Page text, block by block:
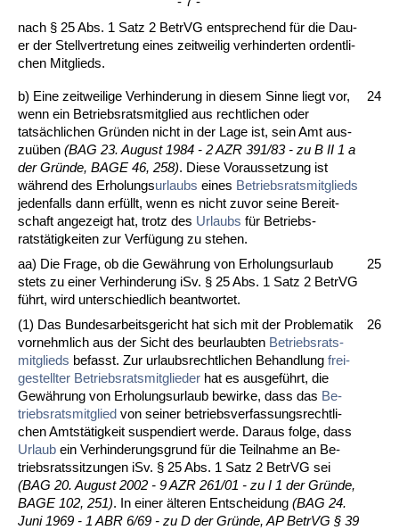
nach § 25 Abs. 1 Satz 2 Be­trVG ent­spre­chend für die Dau­
er der Stell­ver­tre­tung ei­nes zeit­wei­lig ver­hin­der­ten or­dent­li­
chen Mit­glieds.
b) Ei­ne zeit­wei­li­ge Ver­hin­de­rung in die­sem Sin­ne liegt vor,
wenn ein Be­triebs­rats­mit­glied aus recht­li­chen oder
tatsächli­chen Gründen nicht in der La­ge ist, sein Amt aus­
zuüben (BAG 23. Au­gust 1984 - 2 AZR 391/83 - zu B II 1 a
der Gründe, BA­GE 46, 258). Die­se Vor­aus­set­zung ist
während des Er­ho­lungs­ur­laubs ei­nes Be­triebs­rats­mit­glieds
je­den­falls dann erfüllt, wenn es nicht zu­vor sei­ne Be­reit­
schaft an­ge­zeigt hat, trotz des Ur­laubs für Be­triebs­
ratstätig­kei­ten zur Verfügung zu ste­hen.
24
aa) Die Fra­ge, ob die Gewährung von Er­ho­lungs­ur­laub
stets zu ei­ner Ver­hin­de­rung iSv. § 25 Abs. 1 Satz 2 Be­trVG
führt, wird un­ter­schied­lich be­ant­wor­tet.
25
(1) Das Bun­des­ar­beits­ge­richt hat sich mit der Pro­ble­ma­tik
vor­nehm­lich aus der Sicht des be­ur­laub­ten Be­triebs­rats­
mit­glieds be­fasst. Zur ur­laubs­recht­li­chen Be­hand­lung frei­
ge­stell­ter Be­triebs­rats­mit­glie­der hat es aus­geführt, die
Gewäh­rung von Er­ho­lungs­ur­laub be­wir­ke, dass das Be­
triebs­rats­mit­glied von sei­ner be­triebs­ver­fas­sungs­recht­li­
chen Amtstätig­keit sus­pen­diert wer­de. Dar­aus fol­ge, dass
Ur­laub ein Ver­hin­de­rungs­grund für die Teil­nah­me an Be­
triebs­rats­sit­zun­gen iSv. § 25 Abs. 1 Satz 2 Be­trVG sei
(BAG 20. Au­gust 2002 - 9 AZR 261/01 - zu I 1 der Gründe,
BA­GE 102, 251). In ei­ner älte­ren Ent­schei­dung (BAG 24.
Ju­ni 1969 - 1 ABR 6/69 - zu D der Gründe, AP Be­trVG § 39
26